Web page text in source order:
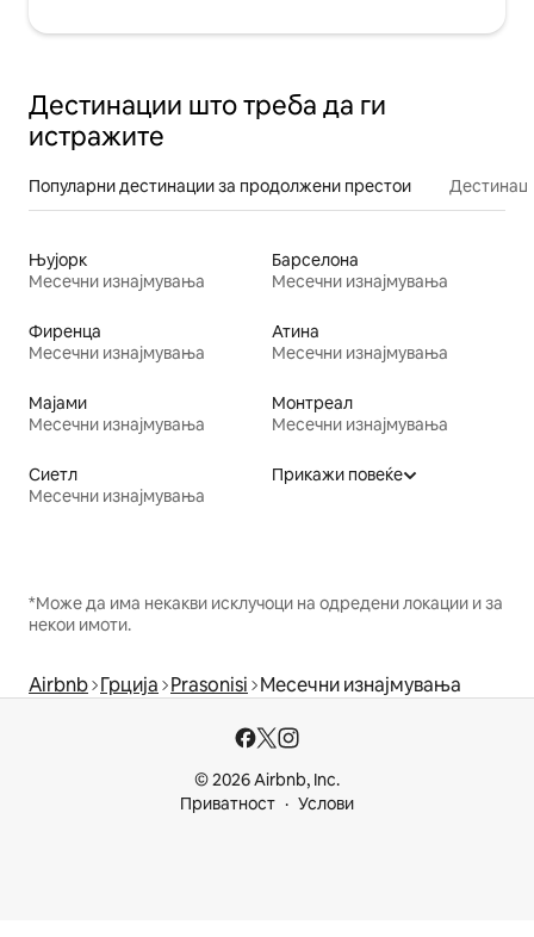
Дестинации што треба да ги
истражите
Популарни дестинации за продолжени престои
Њујорк
Месечни изнајмувања
Барселона
Месечни изнајмувања
Фиренца
Месечни изнајмувања
Атина
Месечни изнајмувања
Мајами
Месечни изнајмувања
Монтреал
Месечни изнајмувања
Сиетл
Месечни изнајмувања
Прикажи повеќе
*Може да има некакви исклучоци на одредени локации и за
некои имоти.
Airbnb Грција Prasonisi Месечни изнајмувања
© 2026 Airbnb, Inc.
Приватност
Услови